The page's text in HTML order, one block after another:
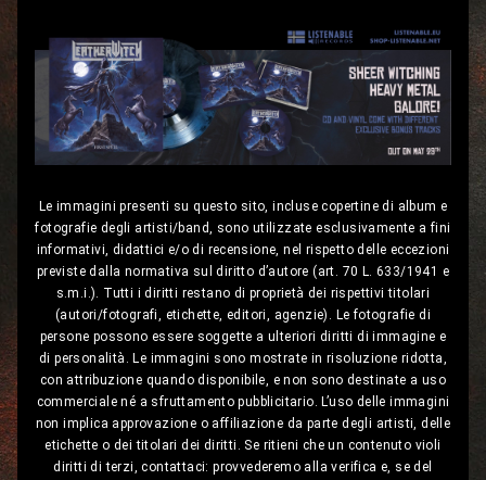
Le immagini presenti su questo sito, incluse copertine di album e
fotografie degli artisti/band, sono utilizzate esclusivamente a fini
informativi, didattici e/o di recensione, nel rispetto delle eccezioni
previste dalla normativa sul diritto d’autore (art. 70 L. 633/1941 e
s.m.i.). Tutti i diritti restano di proprietà dei rispettivi titolari
(autori/fotografi, etichette, editori, agenzie). Le fotografie di
persone possono essere soggette a ulteriori diritti di immagine e
di personalità. Le immagini sono mostrate in risoluzione ridotta,
con attribuzione quando disponibile, e non sono destinate a uso
commerciale né a sfruttamento pubblicitario. L’uso delle immagini
non implica approvazione o affiliazione da parte degli artisti, delle
etichette o dei titolari dei diritti. Se ritieni che un contenuto violi
diritti di terzi, contattaci: provvederemo alla verifica e, se del